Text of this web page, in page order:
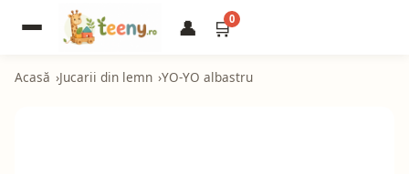
👤 🛒0
Acasă Jucarii din lemn YO-YO albastru